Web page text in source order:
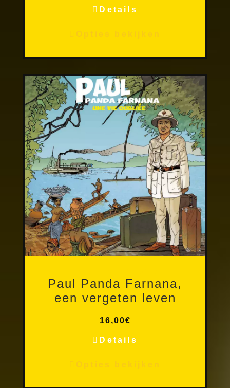
Details
Opties bekijken
Paul Panda Farnana,
een vergeten leven
16,00€
Details
Opties bekijken